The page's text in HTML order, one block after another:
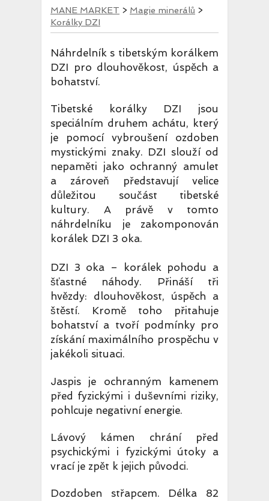
MANE MARKET > Magie minerálů >
Korálky DZI
Náhrdelník s tibetským korálkem
DZI pro dlouhověkost, úspěch a
bohatství.
Tibetské korálky DZI jsou
speciálním druhem achátu, který
je pomocí vybroušení ozdoben
mystickými znaky. DZI slouží od
nepaměti jako ochranný amulet
a zároveň představují velice
důležitou součást tibetské
kultury. A právě v tomto
náhrdelníku je zakomponován
korálek DZI 3 oka.
DZI 3 oka – korálek pohodu a
šťastné náhody. Přináší tři
hvězdy: dlouhověkost, úspěch a
štěstí. Kromě toho přitahuje
bohatství a tvoří podmínky pro
získání maximálního prospěchu v
jakékoli situaci.
Jaspis je ochranným kamenem
před fyzickými i duševními riziky,
pohlcuje negativní energie.
Lávový kámen chrání před
psychickými i fyzickými útoky a
vrací je zpět k jejich původci.
Dozdoben střapcem. Délka 82